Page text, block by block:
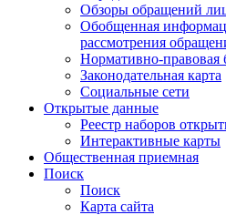
Обзоры обращений
Обобщенная
рассмотрения
Нормативно-правовая
Законодательная карта
Социальные сети
Открытые данные
Реестр наборов
Интерактивные карты
Общественная приемная
Поиск
Поиск
Карта сайта